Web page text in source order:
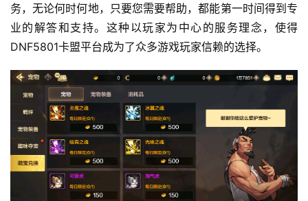
务，无论何时何地，只要您需要帮助，都能第一时间得到专
业的解答和支持。这种以玩家为中心的服务理念，使得
DNF5801卡盟平台成为了众多游戏玩家信赖的选择。